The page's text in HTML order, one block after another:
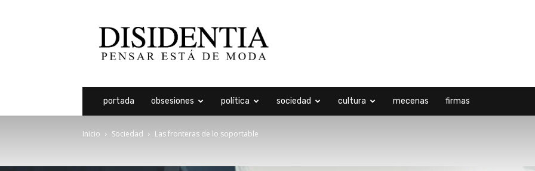
portada obsesiones política sociedad cultura mecenas firmas
Inicio Sociedad Las fronteras de lo soportable